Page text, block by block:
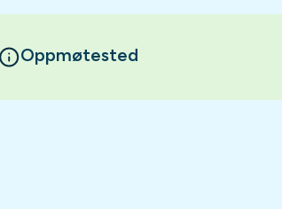
Oppmøtested